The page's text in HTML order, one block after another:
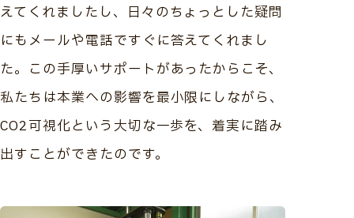
えてくれましたし、日々のちょっとした疑問
にもメールや電話ですぐに答えてくれまし
た。この手厚いサポートがあったからこそ、
私たちは本業への影響を最小限にしながら、
CO2可視化という大切な一歩を、着実に踏み
出すことができたのです。